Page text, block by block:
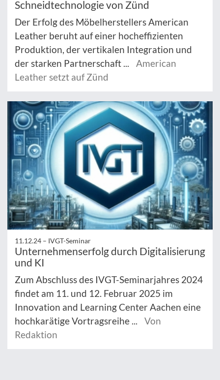
Schneidtechnologie von Zünd
Der Erfolg des Möbelherstellers American
Leather beruht auf einer hocheffizienten
Produktion, der vertikalen Integration und
der starken Partnerschaft ...
American
Leather setzt auf Zünd
11.12.24 – IVGT-Seminar
Unternehmenserfolg durch Digitalisierung
und KI
Zum Abschluss des IVGT-Seminarjahres 2024
findet am 11. und 12. Februar 2025 im
Innovation and Learning Center Aachen eine
hochkarätige Vortragsreihe ...
Von
Redaktion